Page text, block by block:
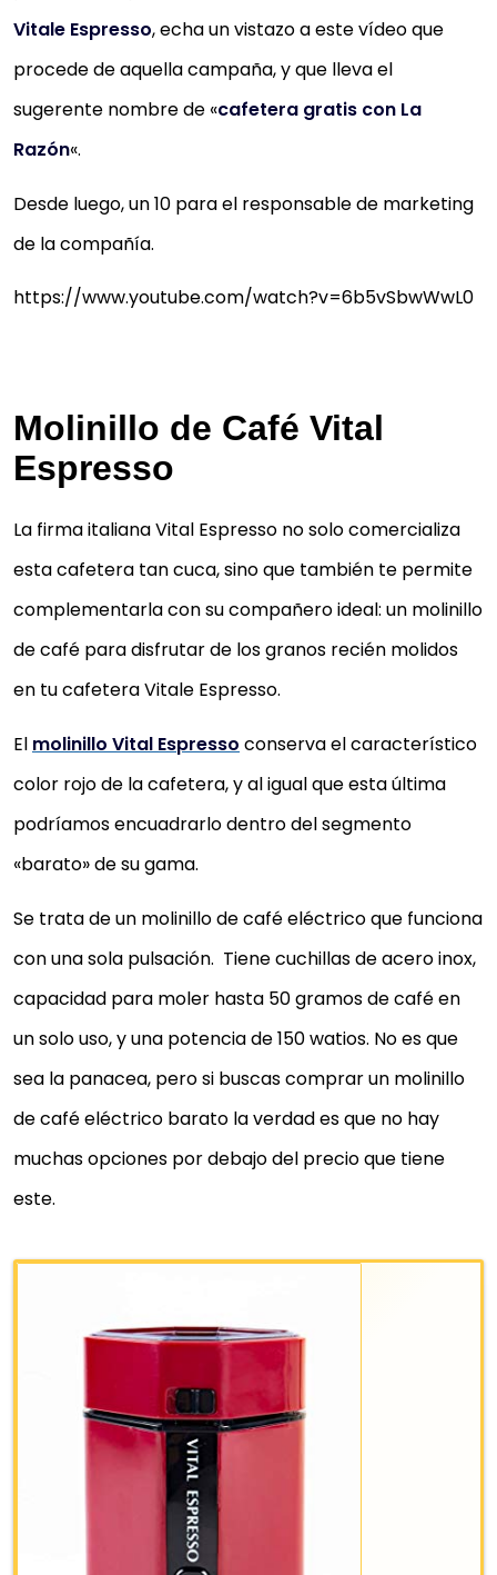
Vitale Espresso, echa un vistazo a este vídeo que
procede de aquella campaña, y que lleva el
sugerente nombre de «cafetera gratis con La
Razón«.
Desde luego, un 10 para el responsable de marketing
de la compañía.
https://www.youtube.com/watch?v=6b5vSbwWwL0
Molinillo de Café Vital
Espresso
La firma italiana Vital Espresso no solo comercializa
esta cafetera tan cuca, sino que también te permite
complementarla con su compañero ideal: un molinillo
de café para disfrutar de los granos recién molidos
en tu cafetera Vitale Espresso.
El molinillo Vital Espresso conserva el característico
color rojo de la cafetera, y al igual que esta última
podríamos encuadrarlo dentro del segmento
«barato» de su gama.
Se trata de un molinillo de café eléctrico que funciona
con una sola pulsación. Tiene cuchillas de acero inox,
capacidad para moler hasta 50 gramos de café en
un solo uso, y una potencia de 150 watios. No es que
sea la panacea, pero si buscas comprar un molinillo
de café eléctrico barato la verdad es que no hay
muchas opciones por debajo del precio que tiene
este.